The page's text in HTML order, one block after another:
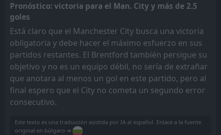
Pronóstico: victoria para el Man. City y más de 2.5
goles
Está claro que el Manchester City busca una victoria
obligatoria y debe hacer el máximo esfuerzo en sus
partidos restantes. El Brentford también persigue su
objetivo y no es un equipo débil, no sería de extrañar
que anotara al menos un gol en este partido, pero al
final espero que el City no cometa un segundo error
consecutivo.
Este texto es una traducción asistida por IA al español. Enlace a la fuente
original en búlgaro ➔